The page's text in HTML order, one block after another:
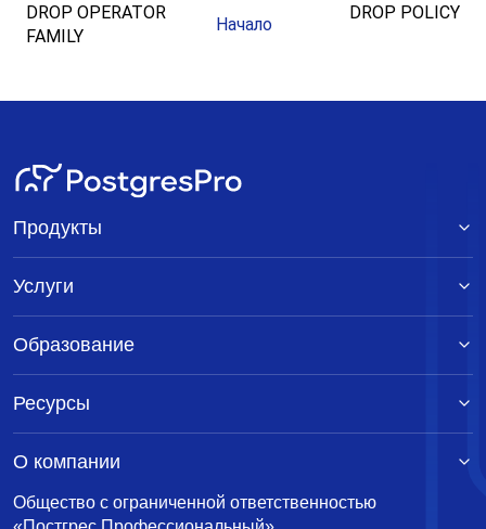
DROP OPERATOR
FAMILY
Начало
DROP POLICY
Общество с ограниченной ответственностью
Продукты
Услуги
Образование
Ресурсы
О компании